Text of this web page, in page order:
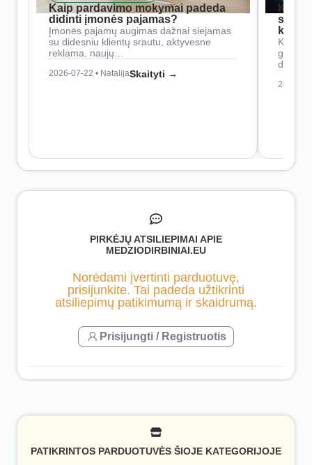
Kaip pardavimo mokymai padeda
didinti įmonės pajamas?
Įmonės pajamų augimas dažnai siejamas
su didesniu klientų srautu, aktyvesne
reklama, naujų…
2026-07-22 • NatalijaSkaityti →
Kaip
2026-
PIRKĖJŲ ATSILIEPIMAI APIE
MEDZIODIRBINIAI.EU
Norėdami įvertinti parduotuvę,
prisijunkite. Tai padeda užtikrinti
atsiliepimų patikimumą ir skaidrumą.
Prisijungti / Registruotis
PATIKRINTOS PARDUOTUVĖS ŠIOJE KATEGORIJOJE